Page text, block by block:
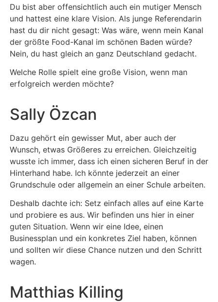
Du bist aber offensichtlich auch ein mutiger Mensch
und hattest eine klare Vision. Als junge Referendarin
hast du dir nicht gesagt: Was wäre, wenn mein Kanal
der größte Food-Kanal im schönen Baden würde?
Nein, du hast gleich an ganz Deutschland gedacht.
Welche Rolle spielt eine große Vision, wenn man
erfolgreich werden möchte?
Sally Özcan
Dazu gehört ein gewisser Mut, aber auch der
Wunsch, etwas Größeres zu erreichen. Gleichzeitig
wusste ich immer, dass ich einen sicheren Beruf in der
Hinterhand habe. Ich könnte jederzeit an einer
Grundschule oder allgemein an einer Schule arbeiten.
Deshalb dachte ich: Setz einfach alles auf eine Karte
und probiere es aus. Wir befinden uns hier in einer
guten Situation. Wenn wir eine Idee, einen
Businessplan und ein konkretes Ziel haben, können
und sollten wir diese Chance nutzen und den Schritt
wagen.
Matthias Killing